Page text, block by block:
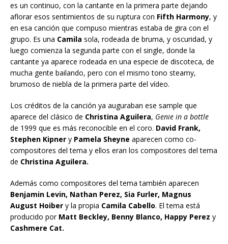
es un continuo, con la cantante en la primera parte dejando
aflorar esos sentimientos de su ruptura con Fifth Harmony, y
en esa canción que compuso mientras estaba de gira con el
grupo. Es una Camila sola, rodeada de bruma, y oscuridad, y
luego comienza la segunda parte con el single, donde la
cantante ya aparece rodeada en una especie de discoteca, de
mucha gente bailando, pero con el mismo tono steamy,
brumoso de niebla de la primera parte del vídeo.
Los créditos de la canción ya auguraban ese sample que
aparece del clásico de Christina Aguilera, Genie in a bottle
de 1999 que es más reconocible en el coro. David Frank,
Stephen Kipner y Pamela Sheyne aparecen como co-
compositores del tema y ellos eran los compositores del tema
de Christina Aguilera.
Además como compositores del tema también aparecen
Benjamin Levin, Nathan Perez, Sia Furler, Magnus
August Hoiber y la propia Camila Cabello. El tema está
producido porMatt Beckley, Benny Blanco, Happy Perez y
Cashmere Cat.